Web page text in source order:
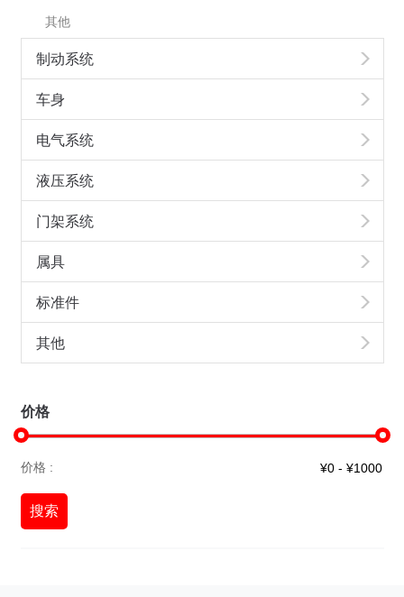
其他
制动系统
车身
电气系统
液压系统
门架系统
属具
标准件
其他
价格
价格 :
搜索